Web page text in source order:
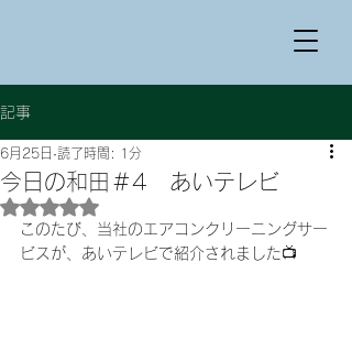
記事
今日の和田＃4 あいテレビ
6月25日 読了時間: 1分
5つ星のうちNaNと評価されています。
このたび、当社のエアコンクリーニングサー
ビスが、あいテレビで紹介されました📺